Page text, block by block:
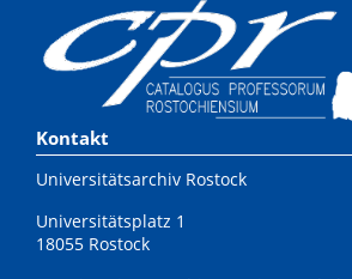
Kontakt
Universitätsarchiv Rostock
Universitätsplatz 1
18055 Rostock